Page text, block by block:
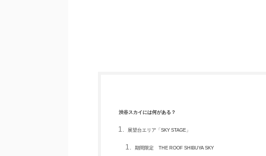
渋谷スカイには何がある？
展望台エリア「SKY STAGE」
期間限定 THE ROOF SHIBUYA SKY